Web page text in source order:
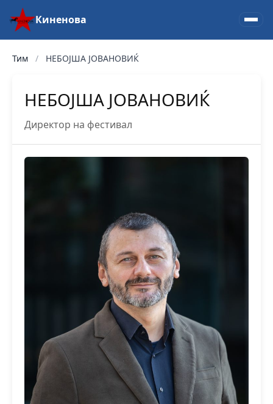
Киненова
Тим / НЕБОЈША ЈОВАНОВИЌ
НЕБОЈША ЈОВАНОВИЌ
Директор на фестивал